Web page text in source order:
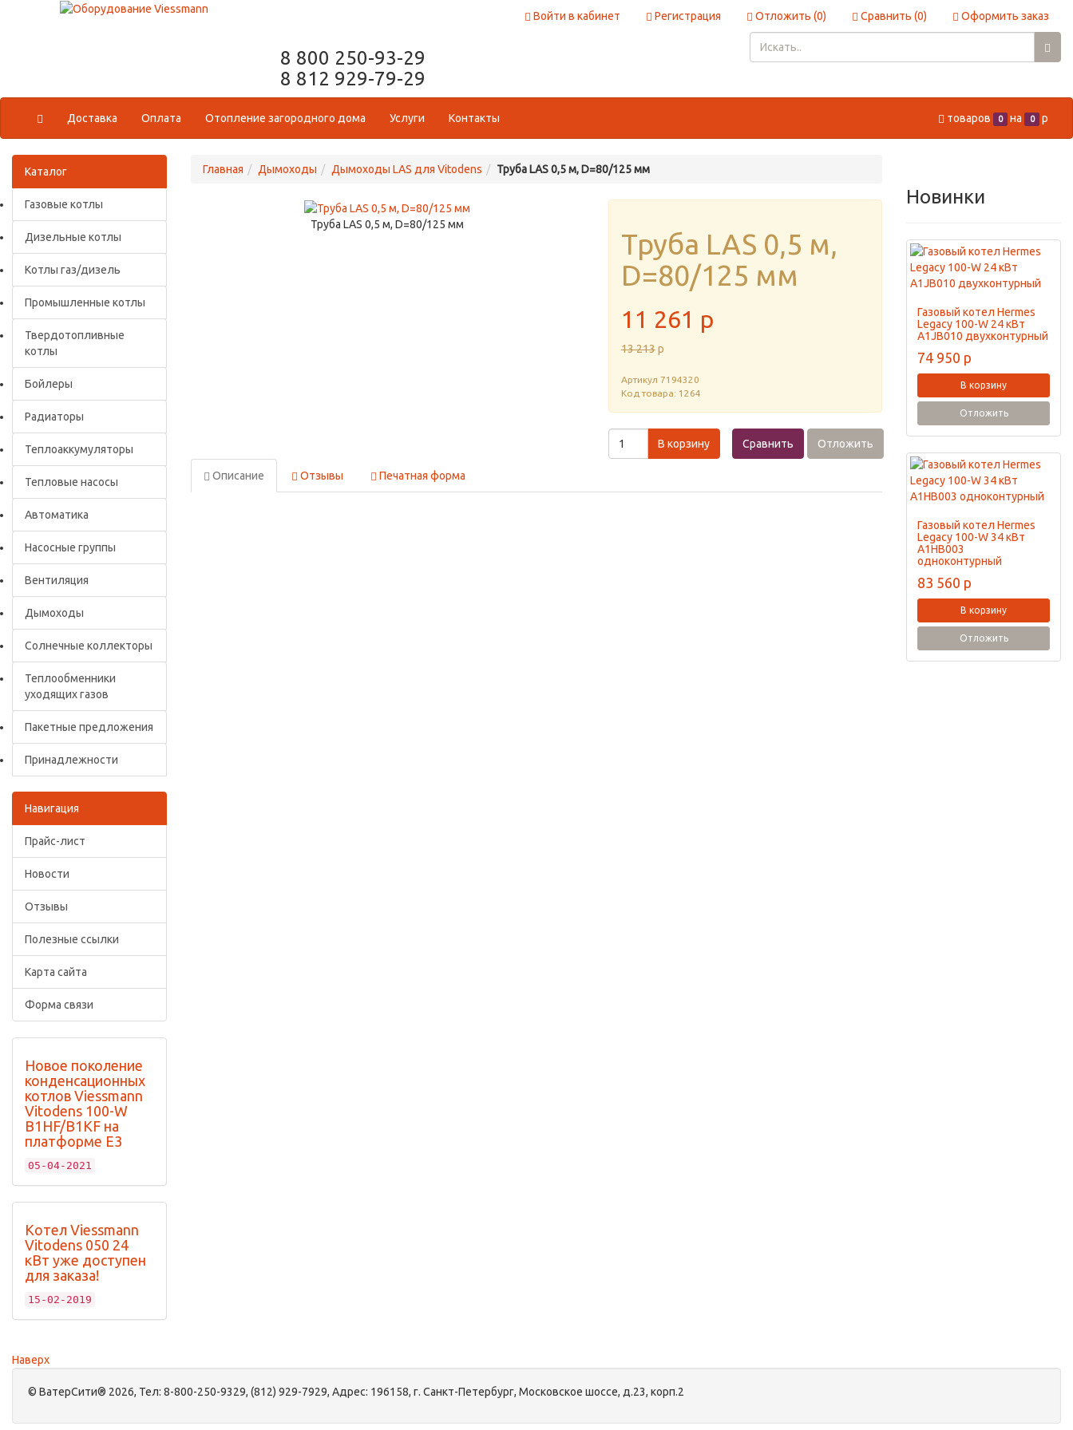
Войти в кабинет Регистрация Отложить (0) Сравнить (0) Оформить заказ
8 800 250-93-29
8 812 929-79-29
Доставка Оплата Отопление загородного дома Услуги Контакты товаров 0 на 0 p
Каталог
Газовые котлы
Дизельные котлы
Котлы газ/дизель
Промышленные котлы
Твердотопливные
котлы
Бойлеры
Радиаторы
Теплоаккумуляторы
Тепловые насосы
Автоматика
Насосные группы
Вентиляция
Дымоходы
Солнечные коллекторы
Теплообменники
уходящих газов
Пакетные предложения
Принадлежности
Навигация
Прайс-лист
Новости
Отзывы
Полезные ссылки
Карта сайта
Форма связи
Новое поколение
конденсационных
котлов Viessmann
Vitodens 100-W
B1HF/B1KF на
платформе Е3
05-04-2021
Котел Viessmann
Vitodens 050 24
кВт уже доступен
для заказа!
15-02-2019
Главная Дымоходы Дымоходы LAS для Vitodens Труба LAS 0,5 м, D=80/125 мм
Труба LAS 0,5 м, D=80/125 мм
Труба LAS 0,5 м,
D=80/125 мм
11 261 p
13 213 p
Артикул 7194320
Код товара: 1264
В корзину Сравнить Отложить
Описание Отзывы Печатная форма
Новинки
Газовый котел Hermes
Legacy 100-W 24 кВт
A1JB010 двухконтурный
74 950 p
В корзину
Отложить
Газовый котел Hermes
Legacy 100-W 34 кВт
A1HB003
одноконтурный
83 560 p
В корзину
Отложить
Наверх
© ВатерСити® 2026, Тел: 8-800-250-9329, (812) 929-7929, Адрес: 196158, г. Санкт-Петербург, Московское шоссе, д.23, корп.2